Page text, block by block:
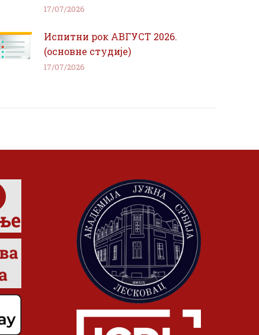
17/07/2026
Испитни рок АВГУСТ 2026.
(основне студије)
17/07/2026